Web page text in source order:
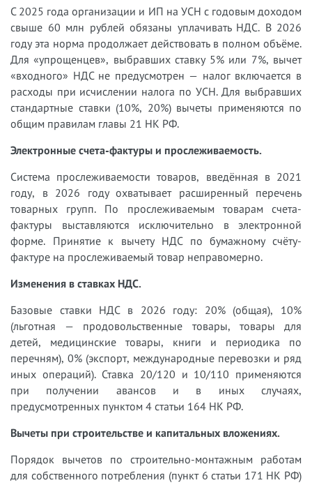
С 2025 года организации и ИП на УСН с годовым доходом
свыше 60 млн рублей обязаны уплачивать НДС. В 2026
году эта норма продолжает действовать в полном объёме.
Для «упрощенцев», выбравших ставку 5% или 7%, вычет
«входного» НДС не предусмотрен — налог включается в
расходы при исчислении налога по УСН. Для выбравших
стандартные ставки (10%, 20%) вычеты применяются по
общим правилам главы 21 НК РФ.
Электронные счета-фактуры и прослеживаемость.
Система прослеживаемости товаров, введённая в 2021
году, в 2026 году охватывает расширенный перечень
товарных групп. По прослеживаемым товарам счета-
фактуры выставляются исключительно в электронной
форме. Принятие к вычету НДС по бумажному счёту-
фактуре на прослеживаемый товар неправомерно.
Изменения в ставках НДС.
Базовые ставки НДС в 2026 году: 20% (общая), 10%
(льготная — продовольственные товары, товары для
детей, медицинские товары, книги и периодика по
перечням), 0% (экспорт, международные перевозки и ряд
иных операций). Ставка 20/120 и 10/110 применяются
при получении авансов и в иных случаях,
предусмотренных пунктом 4 статьи 164 НК РФ.
Вычеты при строительстве и капитальных вложениях.
Порядок вычетов по строительно-монтажным работам
для собственного потребления (пункт 6 статьи 171 НК РФ)